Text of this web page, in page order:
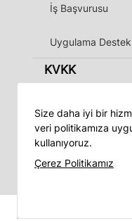
İş Başvurusu
Uygulama Destek
KVKK
Size daha iyi bir
veri politikamıza
kullanıyoruz.
Çerez Politikamız